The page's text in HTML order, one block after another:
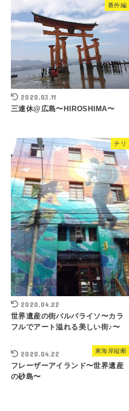
番外編
2020.03.11
三連休@広島〜HIROSHIMA〜
チリ
2020.04.22
世界遺産の街バルパライソ〜カラ
フルでアート溢れる美しい街♪〜
東海岸縦断
2020.04.22
フレーザーアイランド〜世界遺産
の砂島〜